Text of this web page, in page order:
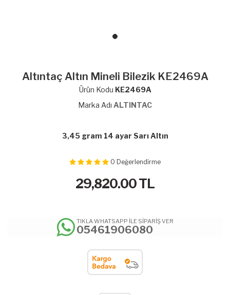
Altıntaç Altın Mineli Bilezik KE2469A
Ürün Kodu KE2469A
Marka Adı ALTINTAC
3,45 gram 14 ayar Sarı Altın
0 Değerlendirme
29,820.00TL
TIKLA WHATSAPP İLE SİPARİŞ VER
05461906080